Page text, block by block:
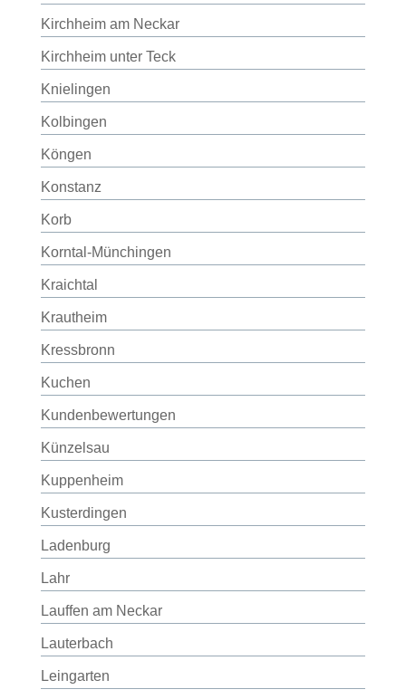
Kirchheim am Neckar
Kirchheim unter Teck
Knielingen
Kolbingen
Köngen
Konstanz
Korb
Korntal-Münchingen
Kraichtal
Krautheim
Kressbronn
Kuchen
Kundenbewertungen
Künzelsau
Kuppenheim
Kusterdingen
Ladenburg
Lahr
Lauffen am Neckar
Lauterbach
Leingarten